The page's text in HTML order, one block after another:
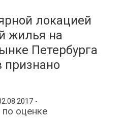
и
другие связанные со стройкой
рубрики
локацией
жилья на
Петербурга
признано
-
оценке